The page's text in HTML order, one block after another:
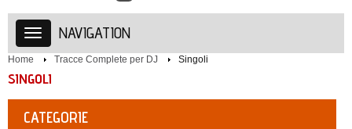
NAVIGATION
Home Tracce Complete per DJ Singoli
SINGOLI
CATEGORIE